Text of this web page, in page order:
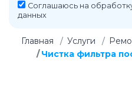
Соглашаюсь на
данных
Главная Услуги
Чистка фильтра